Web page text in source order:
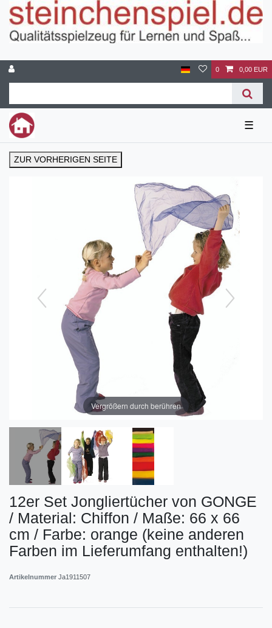
0 0,00 EUR
☰
ZUR VORHERIGEN SEITE
Vergrößern durch berühren
12er Set Jongliertücher von GONGE
/ Material: Chiffon / Maße: 66 x 66
cm / Farbe: orange (keine anderen
Farben im Lieferumfang enthalten!)
Artikelnummer Ja1911507